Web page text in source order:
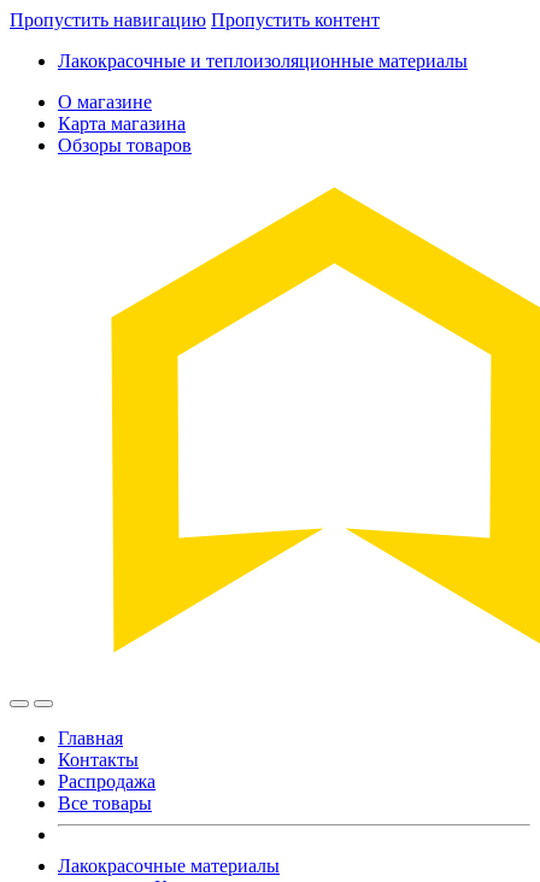
Пропустить навигацию Пропустить контент
Лакокрасочные и теплоизоляционные материалы
О магазине
Карта магазина
Обзоры товаров
Главная
Контакты
Распродажа
Все товары
Лакокрасочные материалы